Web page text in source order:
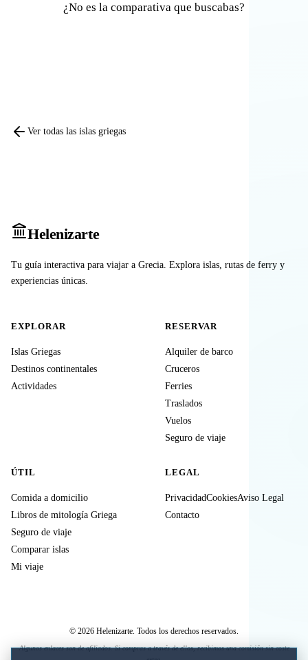
¿No es la comparativa que buscabas?
Ver todas las islas griegas
Helenizarte
Tu guía interactiva para viajar a Grecia. Explora islas, rutas de ferry y
experiencias únicas.
EXPLORAR
Islas Griegas
Destinos continentales
Actividades
RESERVAR
Alquiler de barco
Cruceros
Ferries
Traslados
Vuelos
Seguro de viaje
ÚTIL
Comida a domicilio
Libros de mitología Griega
Seguro de viaje
Comparar islas
Mi viaje
LEGAL
PrivacidadCookiesAviso Legal
Contacto
© 2026 Helenizarte. Todos los derechos reservados.
Algunos enlaces son de afiliados. Si compras a través de ellos, recibimos una comisión sin coste